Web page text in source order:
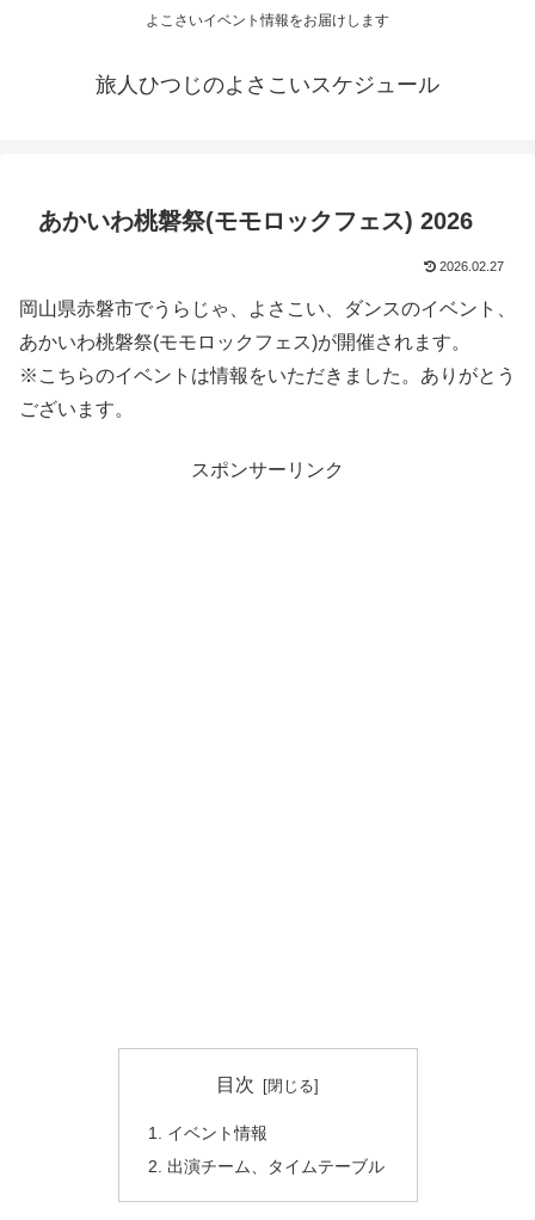
よこさいイベント情報をお届けします
旅人ひつじのよさこいスケジュール
あかいわ桃磐祭(モモロックフェス) 2026
2026.02.27
岡山県赤磐市でうらじゃ、よさこい、ダンスのイベント、
あかいわ桃磐祭(モモロックフェス)が開催されます。
※こちらのイベントは情報をいただきました。ありがとう
ございます。
スポンサーリンク
目次
イベント情報
出演チーム、タイムテーブル